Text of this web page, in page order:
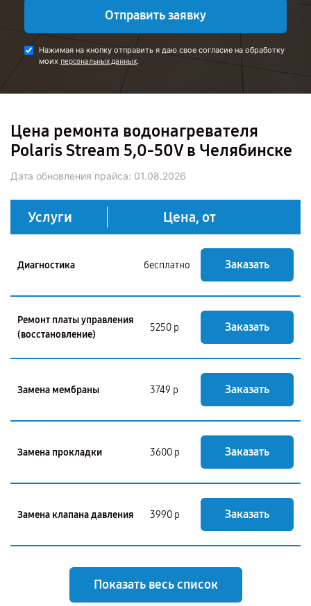
Отправить заявку
Нажимая на кнопку отправить я даю свое согласие на обработку
моих персональных данных.
Цена ремонта водонагревателя
Polaris Stream 5,0-50V в Челябинске
Дата обновления прайса: 01.08.2026
Услуги Цена, от
Диагностика бесплатно Заказать
Ремонт платы управления
(восстановление)
5250 р Заказать
Замена мембраны 3749 р Заказать
Замена прокладки 3600 р Заказать
Замена клапана давления 3990 р Заказать
Показать весь список